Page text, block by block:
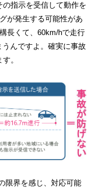
指示を受信して動作を
が発生する可能性があ
長くて、60km/hで走行
んですよ。確実に事故
。
限界を感じ、対応可能